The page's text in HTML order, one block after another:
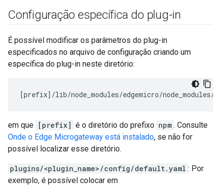
Configuração específica do plug-in
É possível modificar os parâmetros do plug-in
especificados no arquivo de configuração criando um
específica do plug-in neste diretório:
[prefix]/lib/node_modules/edgemicro/node_modules/
em que [prefix] é o diretório do prefixo npm . Consulte
Onde o Edge Microgateway está instalado, se não for
possível localizar esse diretório.
plugins/<plugin_name>/config/default.yaml : Por
exemplo, é possível colocar em